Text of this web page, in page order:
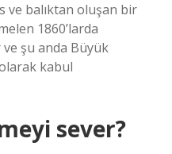
ve balıktan oluşan bir
1860’larda
ve şu anda Büyük
kabul
sever?